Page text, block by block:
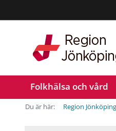
Jönköpings
län
Folkhälsa och vård
Du är här: Region